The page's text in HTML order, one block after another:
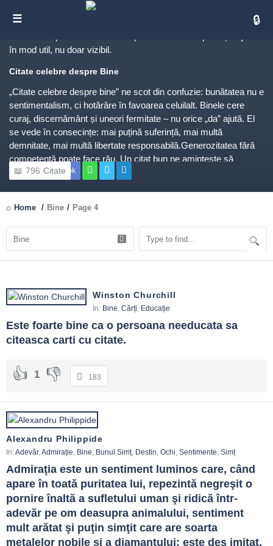
Citate despre Bine
TL;DR:
în mod util, nu doar vizibil.
Citate celebre despre Bine
„Citate celebre despre bine” ne scot din confuzie: bunătatea nu e
sentimentalism, ci hotărâre în favoarea celuilalt. Binele cere
curaj, discernământ și uneori fermitate – nu orice „da” ajută. El
se vede în consecințe: mai puțină suferință, mai multă
demnitate, mai multă libertate responsabilă.Generozitatea fără
competență poate face rău. Un citat bun ne amintește să
întrebăm „cum pot fi de folos cu adevărat?”. Uneori răspunsul e
persoana, nu imaginea publică.
De ce contează tema „Bine”
În familie, binele e infrastructura zilnică a bucuriei: mici gesturi,
standardiza gesturi: răspunzi la timp, promiți realist, repari când
ai greșit.Etica binelui nu exclude fermitatea. Să spui „nu” ca să
protejezi pe cineva de dependență sau abuz este tot un act de
bine. Adevărul spus cu grijă aparține aceleiași familii morale.
Compasiune
: a vedea suferința.
Limite: „nu”-uri care protejează.
Demnitate: nu umilim când ajutăm.
Perseverență: binele constant câștigă.
Ghid de folosire
Întreabă „ce ar fi de ajutor pentru tine?”
Leagă vorba de acțiune și termen.
Măsoară efectul: a scăzut suferința?
Protejează-ți resursele: binele se întreține.
FAQ și reflecții finale
Facebook
796 Citate
Home / Bine / Page 4
Winston Churchill
In: Bine, Cărți, Educație
Este foarte bine ca o persoana needucata sa
citeasca carti cu citate.
1 183
Alexandru Philippide
In:Adevăr,Admirație, Bine, Bunul Simț, Destin, Ochi, Sentimente, Simț
Admiraţia este un sentiment luminos care, când
apare în toată puritatea lui, repezintă negreşit o
pornire înaltă a sufletului uman şi ridică într-
adevăr pe om deasupra animalului, sentiment
mult arătat şi puţin simţit care are soarta
metalelor nobile şi a diamantului: este des imitat,